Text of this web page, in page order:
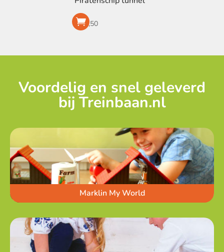
€27,50
Voordelig en snel geleverd
bij Treinbaan.nl
Marklin My World